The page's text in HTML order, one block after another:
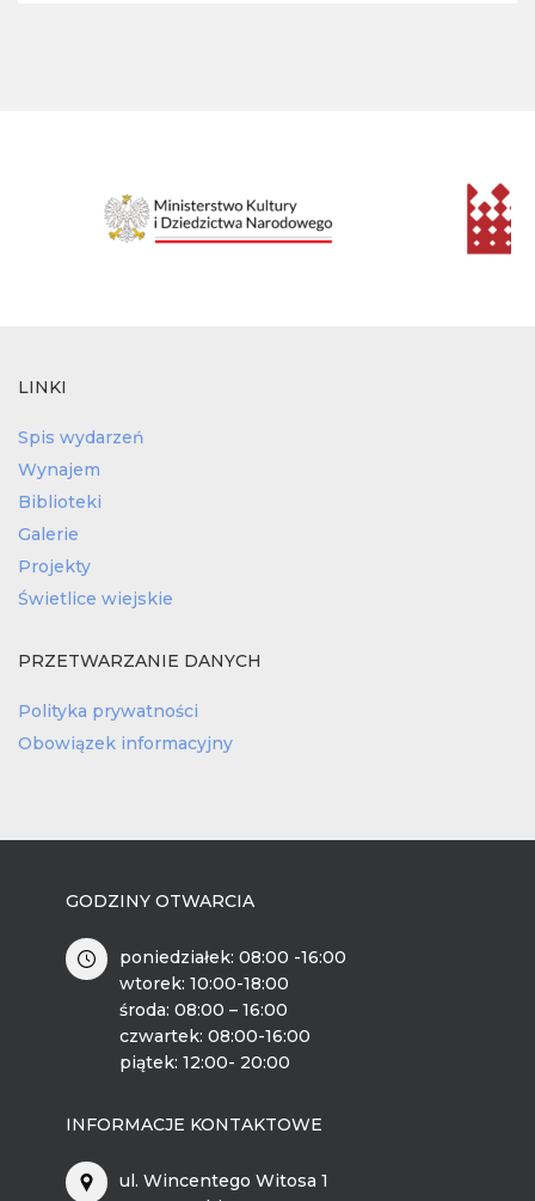
LINKI
Spis wydarzeń
Wynajem
Biblioteki
Galerie
Projekty
Świetlice wiejskie
PRZETWARZANIE DANYCH
Polityka prywatności
Obowiązek informacyjny
GODZINY OTWARCIA
poniedziałek: 08:00 -16:00
wtorek: 10:00-18:00
środa: 08:00 – 16:00
czwartek: 08:00-16:00
piątek: 12:00- 20:00
INFORMACJE KONTAKTOWE
ul. Wincentego Witosa 1